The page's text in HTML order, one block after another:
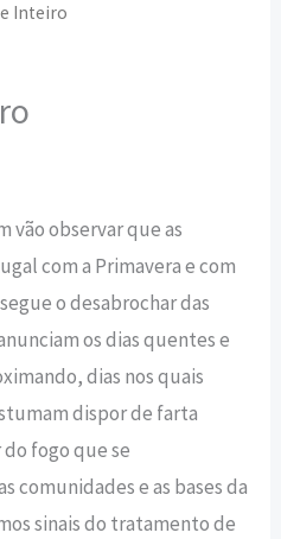
Inteiro
vão observar que as
com a Primavera e com
o desabrochar das
os dias quentes e
dias nos quais
dispor de farta
fogo que se
comunidades e as bases da
sinais do tratamento de